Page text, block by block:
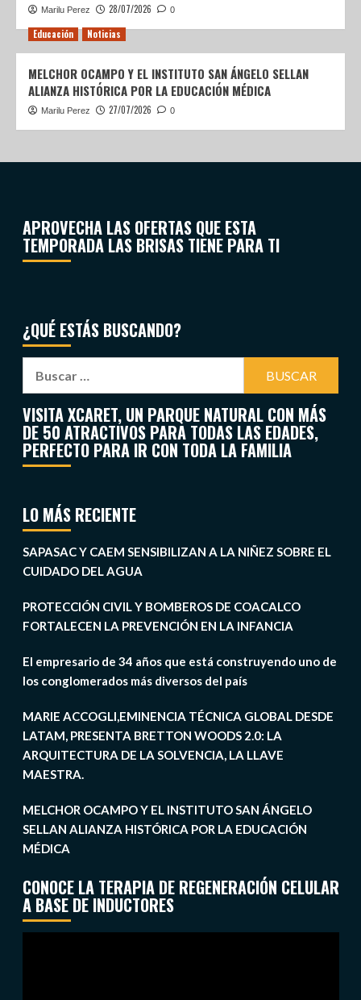
Marilu Perez 28/07/2026 0
Educación Noticias
MELCHOR OCAMPO Y EL INSTITUTO SAN ÁNGELO SELLAN
ALIANZA HISTÓRICA POR LA EDUCACIÓN MÉDICA
Marilu Perez 27/07/2026 0
APROVECHA LAS OFERTAS QUE ESTA
TEMPORADA LAS BRISAS TIENE PARA TI
¿QUÉ ESTÁS BUSCANDO?
VISITA XCARET, UN PARQUE NATURAL CON MÁS
DE 50 ATRACTIVOS PARA TODAS LAS EDADES,
PERFECTO PARA IR CON TODA LA FAMILIA
LO MÁS RECIENTE
SAPASAC Y CAEM SENSIBILIZAN A LA NIÑEZ SOBRE EL
CUIDADO DEL AGUA
PROTECCIÓN CIVIL Y BOMBEROS DE COACALCO
FORTALECEN LA PREVENCIÓN EN LA INFANCIA
El empresario de 34 años que está construyendo uno de
los conglomerados más diversos del país
MARIE ACCOGLI,EMINENCIA TÉCNICA GLOBAL DESDE
LATAM, PRESENTA BRETTON WOODS 2.0: LA
ARQUITECTURA DE LA SOLVENCIA, LA LLAVE
MAESTRA.
MELCHOR OCAMPO Y EL INSTITUTO SAN ÁNGELO
SELLAN ALIANZA HISTÓRICA POR LA EDUCACIÓN
MÉDICA
CONOCE LA TERAPIA DE REGENERACIÓN CELULAR
A BASE DE INDUCTORES